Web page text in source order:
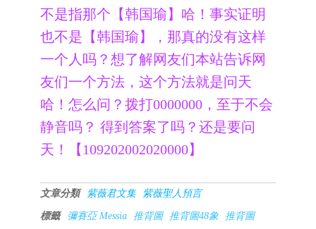
不是指那个【韩国瑜】哈！事实证明
也不是【韩国瑜】，那真的没有这样
一个人吗？想了解网友们本站告诉网
友们一个方法，这个方法就是问天
哈！怎么问？拨打0000000，至于不会
静音吗？ 得到答案了吗？还是要问
天！【109202002020000】
文章分類 紫薇君文集 紫薇聖人預言
標籤 彌賽亞 Messia 推背圖 推背圖48象
推背圖